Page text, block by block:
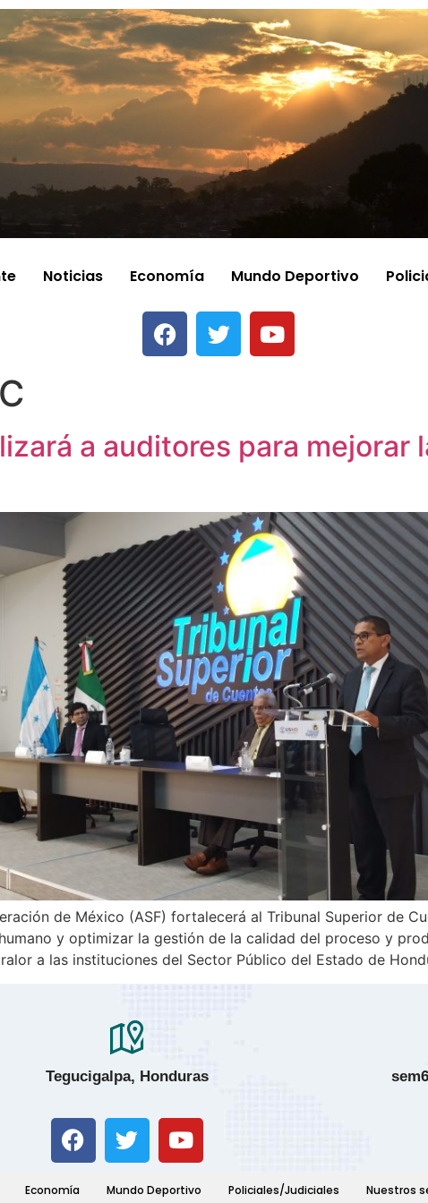
Noticias Economía Mundo Deportivo
a auditores para mejorar
de México (ASF) fortalecerá al Tribunal Superior de
y optimizar la gestión de la calidad del proceso y
a las instituciones del Sector Público del Estado de
Tegucigalpa, Honduras
Economía Mundo Deportivo Policiales/Judiciales Nuestros